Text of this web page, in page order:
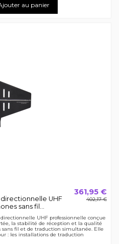
au panier
directionnelle UHF
sans fil...
361,95 €
402,17 €
UHF professionnelle conçue
la stabilité de réception et la qualité
sans fil et de traduction simultanée. Elle
: les installations de traduction